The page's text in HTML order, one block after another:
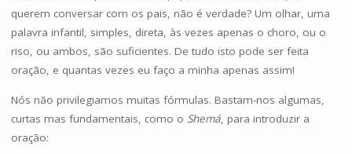
querem conversar com os pais, não é verdade? Um olhar, uma
palavra infantil, simples, direta, às vezes apenas o choro, ou o
riso, ou ambos, são suficientes. De tudo isto pode ser feita
oração, e quantas vezes eu faço a minha apenas assim!
Nós não privilegiamos muitas fórmulas. Bastam-nos algumas,
curtas mas fundamentais, como o Shemá, para introduzir a
oração: